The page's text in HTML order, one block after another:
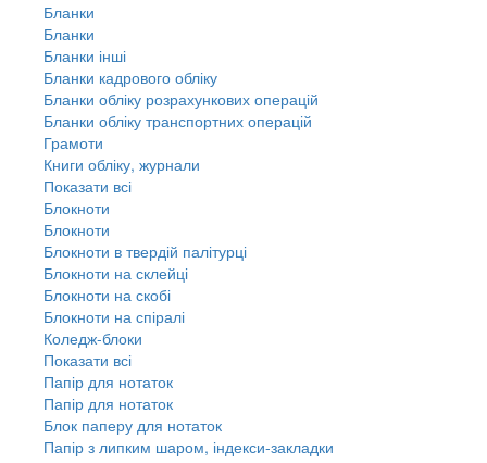
Бланки
Бланки
Бланки інші
Бланки кадрового обліку
Бланки обліку розрахункових операцій
Бланки обліку транспортних операцій
Грамоти
Книги обліку, журнали
Показати всі
Блокноти
Блокноти
Блокноти в твердій палітурці
Блокноти на склейці
Блокноти на скобі
Блокноти на спіралі
Коледж-блоки
Показати всі
Папір для нотаток
Папір для нотаток
Блок паперу для нотаток
Папір з липким шаром, індекси-закладки